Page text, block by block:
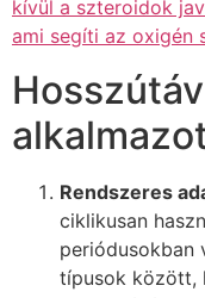
kívül a szteroidok
ami segíti az oxigén
Rendszeres
ciklikusan
periódusokban
típusok között,